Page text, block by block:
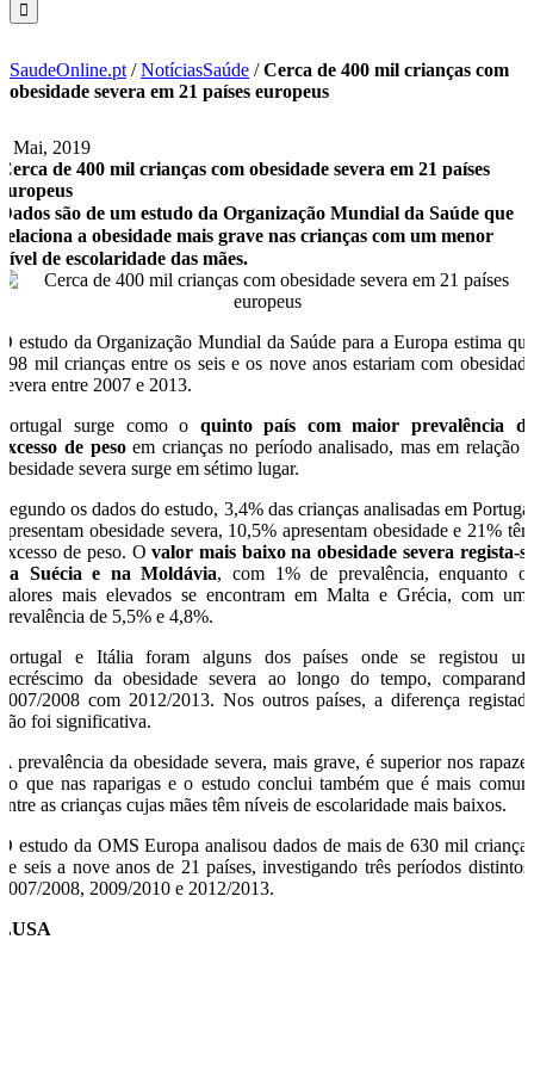
SaudeOnline.pt /NotíciasSaúde /Cerca de 400 mil crianças com
obesidade severa em 21 países europeus
2 Mai, 2019
Cerca de 400 mil crianças com obesidade severa em 21 países
europeus
Dados são de um estudo da Organização Mundial da Saúde que
relaciona a obesidade mais grave nas crianças com um menor
nível de escolaridade das mães.
O estudo da Organização Mundial da Saúde para a Europa estima que
398 mil crianças entre os seis e os nove anos estariam com obesidade
severa entre 2007 e 2013.
Portugal surge como o quinto país com maior prevalência de
excesso de pesoem crianças no período analisado, mas em relação à
obesidade severa surge em sétimo lugar.
Segundo os dados do estudo, 3,4% das crianças analisadas em Portugal
apresentam obesidade severa, 10,5% apresentam obesidade e 21% têm
excesso de peso. Ovalor mais baixo na obesidade severa regista-se
na Suécia e na Moldávia, com 1% de prevalência, enquanto os
valores mais elevados se encontram em Malta e Grécia, com uma
prevalência de 5,5% e 4,8%.
Portugal e Itália foram alguns dos países onde se registou um
decréscimo da obesidade severa ao longo do tempo, comparando
2007/2008 com 2012/2013. Nos outros países, a diferença registada
não foi significativa.
A prevalência da obesidade severa, mais grave, é superior nos rapazes
do que nas raparigas e o estudo conclui também que é mais comum
entre as crianças cujas mães têm níveis de escolaridade mais baixos.
O estudo da OMS Europa analisou dados de mais de 630 mil crianças
de seis a nove anos de 21 países, investigando três períodos distintos:
2007/2008, 2009/2010 e 2012/2013.
LUSA